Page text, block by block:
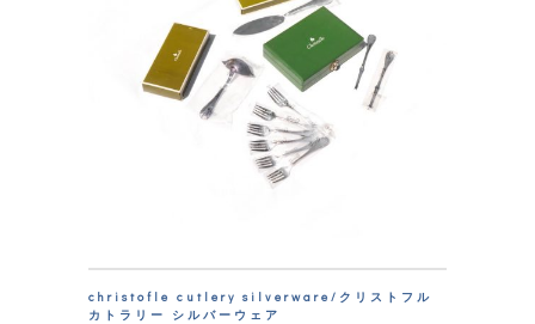
christofle cutlery silverware/クリストフル
カトラリー シルバーウェア